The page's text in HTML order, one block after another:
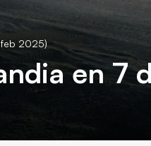
2025)
en 7